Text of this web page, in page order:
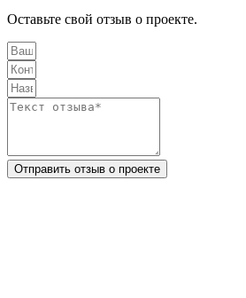
Оставьте свой отзыв о проекте.
Отправить отзыв о проекте